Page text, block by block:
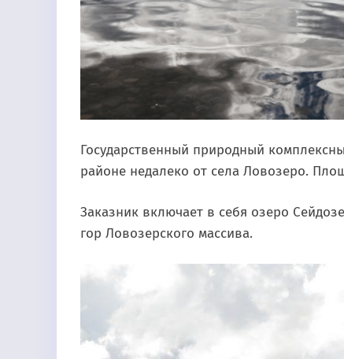
Государственный природный
районе недалеко от села Ловозеро.
Заказник включает в себя озеро
гор Ловозерского массива.